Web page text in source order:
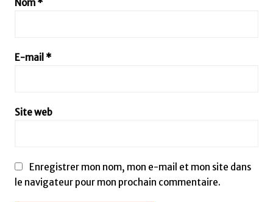
Nom *
E-mail *
Site web
Enregistrer mon nom, mon e-mail et mon site dans
le navigateur pour mon prochain commentaire.